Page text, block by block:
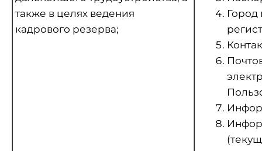
также в целях ведения
кадрового резерва;
Город